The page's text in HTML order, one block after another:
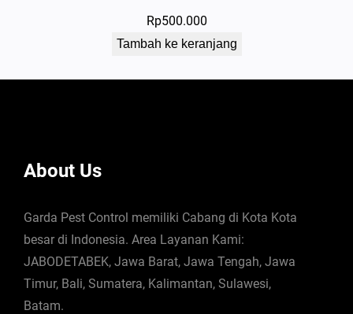
Rp500.000
Tambah ke keranjang
About Us
Garda Pest Control memiliki Cabang di Kota Kota
besar di Indonesia. Area Layanan Kami:
JABODETABEK, Jawa Barat, Jawa Tengah, Jawa
Timur, Bali, Sumatera, Kalimantan, Sulawesi,
Batam.